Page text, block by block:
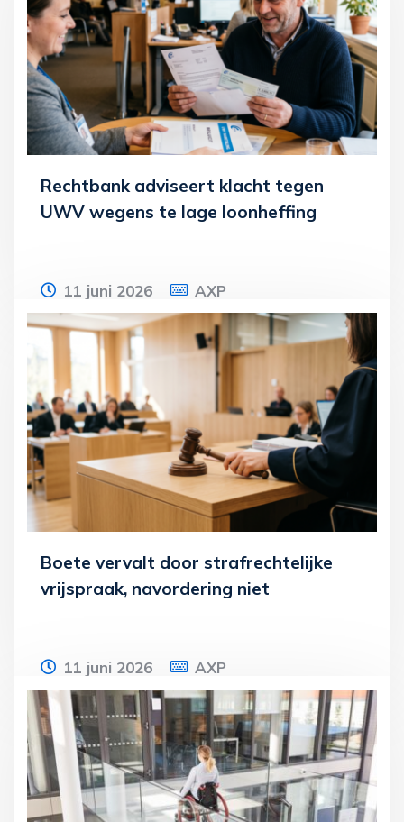
haar echtgenoot en dochter tot
erfgenaam,
Lees meer
Rechtbank adviseert klacht tegen
UWV wegens te lage loonheffing
11 juni 2026 AXP
Een man ontvangt een aanzienlijke
nabetaling van het UWV. De rechtbank
concludeert dat de man de nabetaling
fiscaal heeft
Lees meer
Boete vervalt door strafrechtelijke
vrijspraak, navordering niet
11 juni 2026 AXP
Een recyclingbedrijf betaalt in 2017 ruim €
1 miljoen aan twee bv’s voor de levering
van cacaoveegsel en